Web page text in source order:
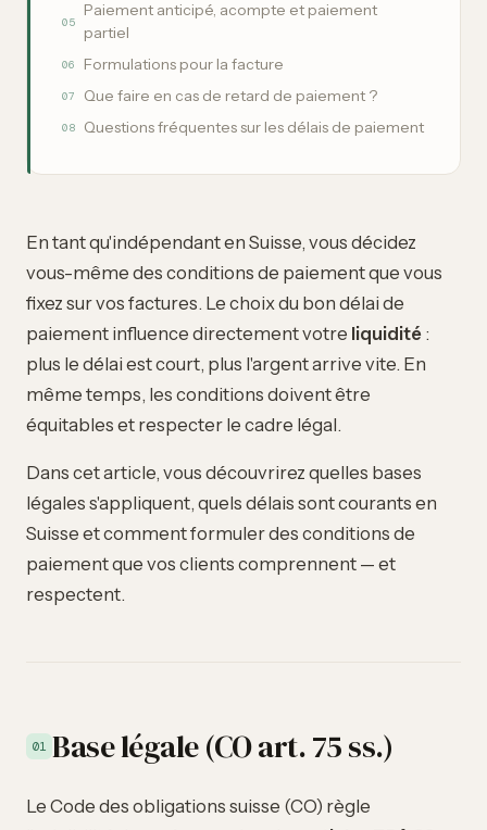
05
Paiement anticipé, acompte et paiement
partiel
06 Formulations pour la facture
07 Que faire en cas de retard de paiement ?
08 Questions fréquentes sur les délais de paiement
En tant qu'indépendant en Suisse, vous décidez
vous-même des conditions de paiement que vous
fixez sur vos factures. Le choix du bon délai de
paiement influence directement votre liquidité :
plus le délai est court, plus l'argent arrive vite. En
même temps, les conditions doivent être
équitables et respecter le cadre légal.
Dans cet article, vous découvrirez quelles bases
légales s'appliquent, quels délais sont courants en
Suisse et comment formuler des conditions de
paiement que vos clients comprennent — et
respectent.
01 Base légale (CO art. 75 ss.)
Le Code des obligations suisse (CO) règle